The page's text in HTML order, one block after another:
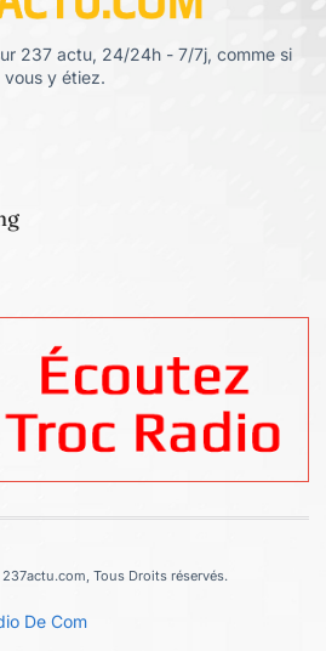
237 actu, 24/24h - 7/7j, comme si
vous y étiez.
Tous Droits réservés.
De Com